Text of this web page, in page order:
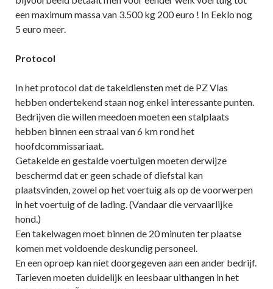
een maximum massa van 3.500 kg 200 euro ! In Eeklo nog
5 euro meer.
Protocol
In het protocol dat de takeldiensten met de PZ Vlas
hebben ondertekend staan nog enkel interessante punten.
Bedrijven die willen meedoen moeten een stalplaats
hebben binnen een straal van 6 km rond het
hoofdcommissariaat.
Getakelde en gestalde voertuigen moeten derwijze
beschermd dat er geen schade of diefstal kan
plaatsvinden, zowel op het voertuig als op de voorwerpen
in het voertuig of de lading. (Vandaar die vervaarlijke
hond.)
Een takelwagen moet binnen de 20 minuten ter plaatse
komen met voldoende deskundig personeel.
En een oproep kan niet doorgegeven aan een ander bedrijf.
Tarieven moeten duidelijk en leesbaar uithangen in het